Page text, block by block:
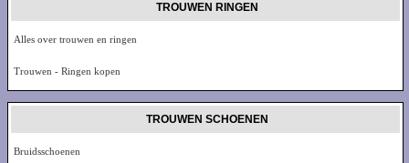
TROUWEN RINGEN
Alles over trouwen en ringen
Trouwen - Ringen kopen
TROUWEN SCHOENEN
Bruidsschoenen